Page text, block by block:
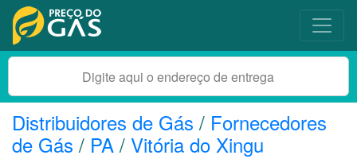
Distribuidores de Gás / Fornecedores
de Gás / PA / Vitória do Xingu